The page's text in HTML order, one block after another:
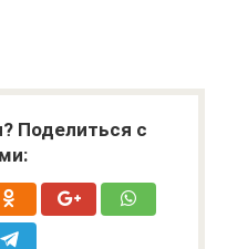
Поделиться с